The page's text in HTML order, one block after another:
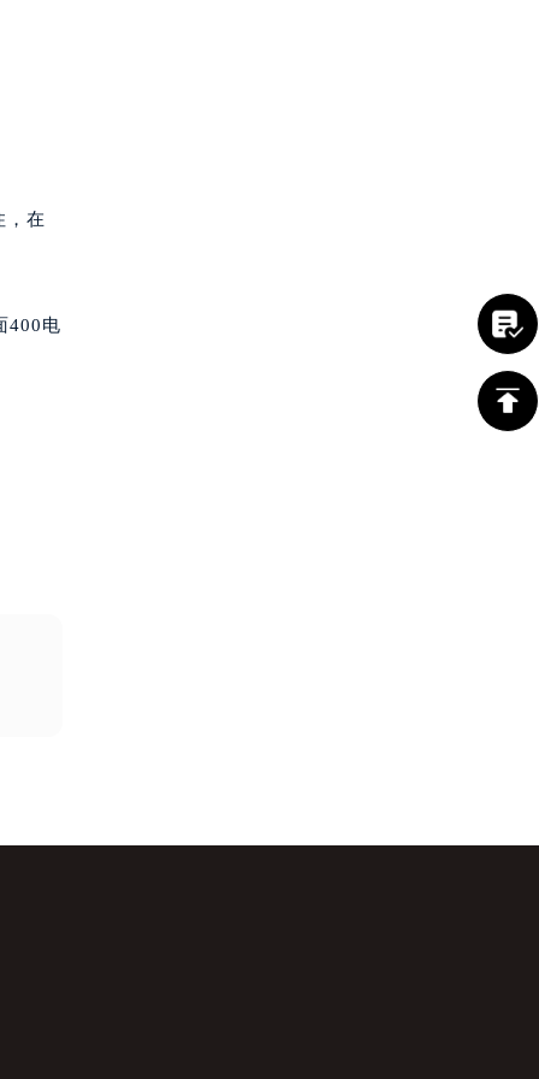
，在
400电